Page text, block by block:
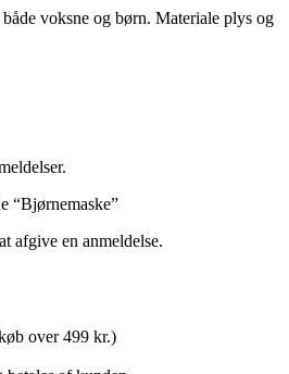
voksne og børn. Materiale plys og
“Bjørnemaske”
afgive en anmeldelse.
over 499 kr.)